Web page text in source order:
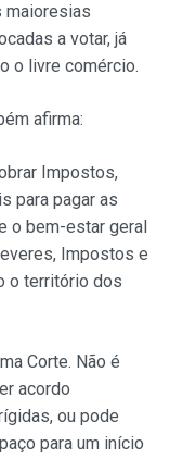
maioresias
a votar, já
o livre comércio.
afirma:
Impostos,
para pagar as
o bem-estar geral
Impostos e
o território dos
Corte. Não é
acordo
ou pode
para um início